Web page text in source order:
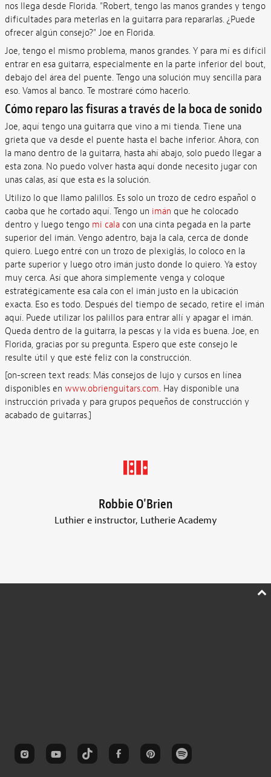
nos llega desde Florida. "Robert, tengo las manos grandes y tengo
dificultades para meterlas en la guitarra para repararlas. ¿Puede
ofrecer algún consejo?" Joe en Florida.
Joe, tengo el mismo problema, manos grandes. Y para mí es difícil
entrar en esa guitarra, especialmente en la parte inferior del bout,
debajo del área del puente. Tengo una solución muy sencilla para
eso. Vamos al banco. Te mostraré cómo hacerlo.
Cómo reparo las fisuras a través de la boca de sonido
Joe, aquí tengo una guitarra que vino a mi tienda. Tiene una
grieta que va desde el puente hasta el bache inferior. Ahora, con
la mano dentro de la guitarra, hasta ahí abajo, solo puedo llegar a
esta zona. No puedo volver hasta aquí donde necesito jugar con
unas calas, así que esta es la solución.
Utilizo lo que llamo palillos. Es solo un trozo de cedro español o
caoba que he cortado aquí. Tengo un imán que he colocado
dentro y luego tengo mi calacon una cinta pegada en la parte
superior del imán. Vengo adentro, baja la cala, cerca de donde
quiero. Luego entré con un trozo de plexiglás, lo coloco en la
parte superior y luego otro imán justo donde lo quiero. Ya estoy
muy cerca. Así que ahora simplemente venga y coloque
estratégicamente esa cala con el imán justo en la ubicación
exacta. Eso es todo. Después del tiempo de secado, retire el imán
aquí. Puede utilizar los palillos para entrar allí y apagar el imán.
Queda dentro de la guitarra, la pescas y la vida es buena. Joe, en
Florida, gracias por su pregunta. Espero que este consejo le
resulte útil y que esté feliz con la construcción.
[on-screen text reads: Más consejos de lujo y cursos en línea
disponibles en www.obrienguitars.com. Hay disponible una
instrucción privada y para grupos pequeños de construcción y
acabado de guitarras.]
Robbie O'Brien
Luthier e instructor, Lutherie Academy